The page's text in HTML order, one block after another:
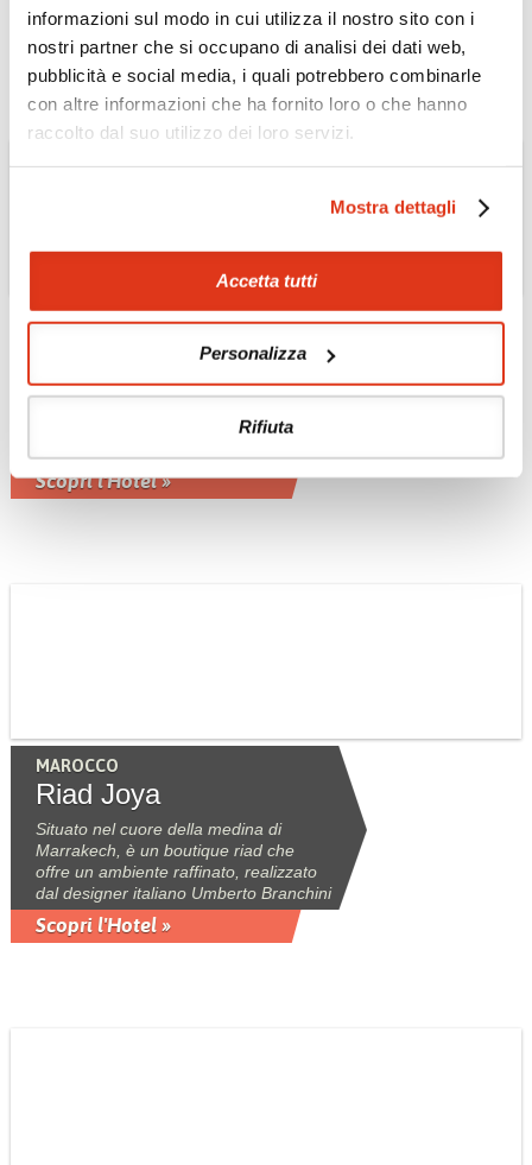
informazioni sul modo in cui utilizza il nostro sito con i
nostri partner che si occupano di analisi dei dati web,
pubblicità e social media, i quali potrebbero combinarle
con altre informazioni che ha fornito loro o che hanno
raccolto dal suo utilizzo dei loro servizi.
Mostra dettagli
Accetta tutti
Personalizza
Rifiuta
Scopri l'Hotel »
Hotel Xaluca Dades
A 1612 metri, gode di una vista
Scopri l'Hotel »
MAROCCO
Riad Joya
Situato nel cuore della medina di
Marrakech, è un boutique riad che
offre un ambiente raffinato, realizzato
dal designer italiano Umberto Branchini
Scopri l'Hotel »